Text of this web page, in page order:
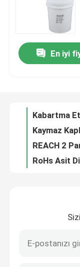
Ürün:% s
Bizimle
Bir teklif isteği
Silikon Kauçuk
En iyi
Isı Basın